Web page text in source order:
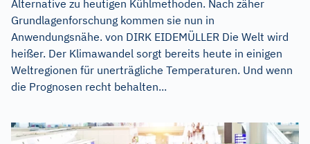
Alternative zu heutigen Kühlmethoden. Nach zäher
Grundlagenforschung kommen sie nun in
Anwendungsnähe. von DIRK EIDEMÜLLER Die Welt wird
heißer. Der Klimawandel sorgt bereits heute in einigen
Weltregionen für unerträgliche Temperaturen. Und wenn
die Prognosen recht behalten...